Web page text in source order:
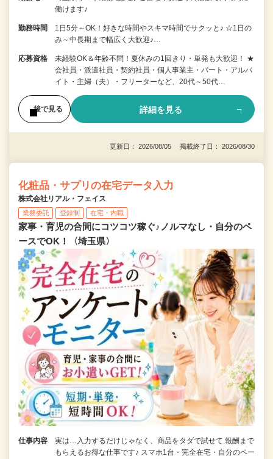
働けます♪
勤務時間
1日5分～OK！好きな時間やスキマ時間でサクッと♪ ☆1日の
み～中長期まで幅広く大歓迎♪…
応募資格
未経験OK＆年齢不問！夏休みの1回きり・単発も大歓迎！ ★
会社員・派遣社員・契約社員・個人事業主・パート・アルバ
イト・主婦（夫）・フリーターなど、20代～50代…
後で見る 詳細を見る
更新日： 2026/08/05 掲載終了日： 2026/08/30
化粧品・サプリの在宅データ入力
株式会社リアル・フェイス
業務委託 登録制 在宅・内職
家事・育児の合間にコツコツ稼ぐ♪ノルマなし・自分のペ
ースでOK！〈埼玉県〉
仕事内容
実は…入力するだけじゃなく、商品をタダで試せて 報酬まで
もらえるお得な仕事です♪ スマホ1台・完全在宅・自分のペー